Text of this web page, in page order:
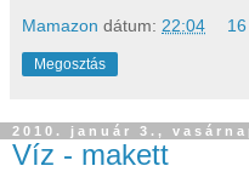
Mamazon dátum: 22:04
Megosztás
2010. január 3.,
Víz - makett